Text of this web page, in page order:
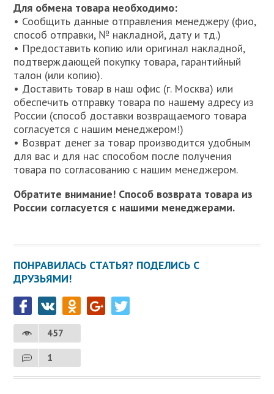
Для обмена товара необходимо:
• Сообщить данные отправления менеджеру (фио,
способ отправки, № накладной, дату и тд.)
• Предоставить копию или оригинал накладной,
подтверждающей покупку товара, гарантийный
талон (или копию).
• Доставить товар в наш офис (г. Москва) или
обеспечить отправку товара по нашему адресу из
России (способ доставки возвращаемого товара
согласуется с нашим менеджером!)
• Возврат денег за товар производится удобным
для вас и для нас способом после получения
товара по согласованию с нашим менеджером.
Обратите внимание! Способ возврата товара из
России согласуется с нашими менеджерами.
ПОНРАВИЛАСЬ СТАТЬЯ? ПОДЕЛИСЬ С
ДРУЗЬЯМИ!
457
1